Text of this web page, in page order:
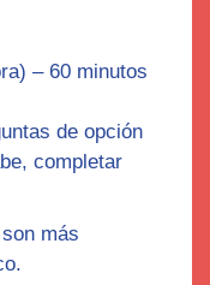
– 60 minutos
de opción
completar
más